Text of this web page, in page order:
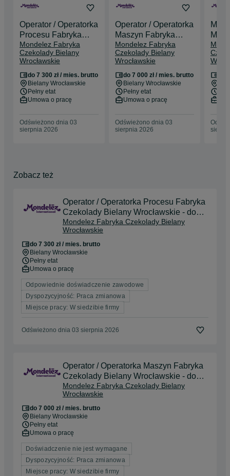
Operator / Operatorka
Procesu Fabryka
Czekolady Bielany
Wrocławskie - do
7300 zł brutto!!!
Mondelez Fabryka
Czekolady Bielany
Wrocławskie
do 7 300 zł / mies. brutto
Bielany Wrocławskie
Pełny etat
Umowa o pracę
Odświeżono dnia 03
sierpnia 2026
Operator / Operatorka
Maszyn Fabryka
Czekolady Bielany
Wrocławskie - do
7000 zł brutto!!!
Mondelez Fabryka
Czekolady Bielany
Wrocławskie
do 7 000 zł / mies. brutto
Bielany Wrocławskie
Pełny etat
Umowa o pracę
Odświeżono dnia 03
sierpnia 2026
- do
Zobacz też
Operator / Operatorka Procesu Fabryka
Czekolady Bielany Wrocławskie - do
7300 zł brutto!!!
Mondelez Fabryka Czekolady Bielany
Wrocławskie
do 7 300 zł / mies. brutto
Bielany Wrocławskie
Pełny etat
Umowa o pracę
Odpowiednie doświadczenie zawodowe
Dyspozycyjność: Praca zmianowa
Miejsce pracy: W siedzibie firmy
Odświeżono dnia 03 sierpnia 2026
Operator / Operatorka Maszyn Fabryka
Czekolady Bielany Wrocławskie - do
7000 zł brutto!!!
Mondelez Fabryka Czekolady Bielany
Wrocławskie
do 7 000 zł / mies. brutto
Bielany Wrocławskie
Pełny etat
Umowa o pracę
Doświadczenie nie jest wymagane
Dyspozycyjność: Praca zmianowa
Miejsce pracy: W siedzibie firmy